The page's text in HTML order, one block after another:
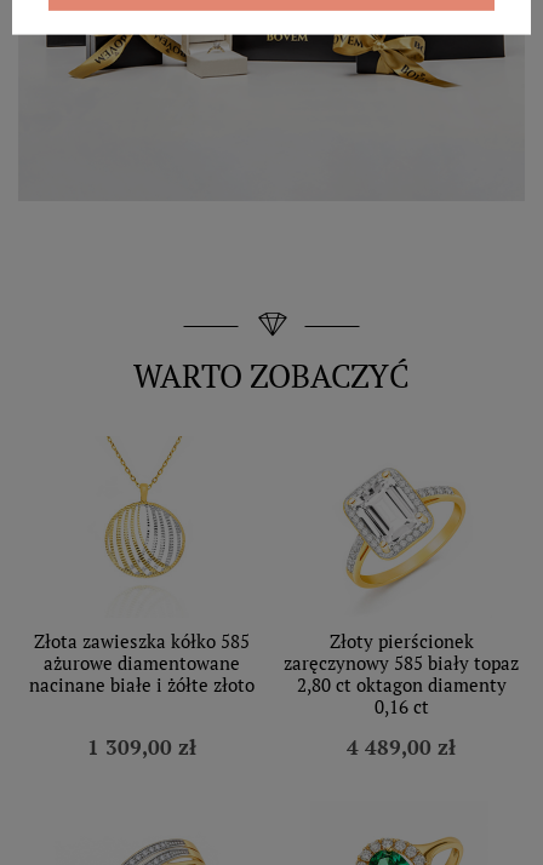
WARTO ZOBACZYĆ
Złota zawieszka kółko 585
ażurowe diamentowane
nacinane białe i żółte złoto
1 309,00 zł
Złoty pierścionek
zaręczynowy 585 biały topaz
2,80 ct oktagon diamenty
0,16 ct
4 489,00 zł